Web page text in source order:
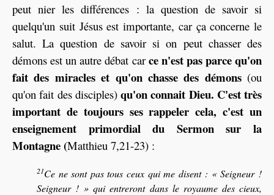
peut nier les différences : la question de savoir si
quelqu'un suit Jésus est importante, car ça concerne le
salut. La question de savoir si on peut chasser des
démons est un autre débat car ce n'est pas parce qu'on
fait des miracles et qu'on chasse des démons (ou
qu'on fait des disciples) qu'on connait Dieu. C'est très
important de toujours ses rappeler cela, c'est un
enseignement primordial du Sermon sur la
Montagne (Matthieu 7,21-23) :
21Ce ne sont pas tous ceux qui me disent : « Seigneur !
Seigneur ! » qui entreront dans le royaume des cieux,